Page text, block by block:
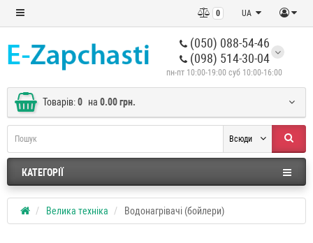
UA
0
(050) 088-54-46
(098) 514-30-04
пн-пт 10:00-19:00 суб 10:00-16:00
Товарів:0 на 0.00 грн.
Всюди
КАТЕГОРІЇ
Велика техніка Водонагрівачі (бойлери)